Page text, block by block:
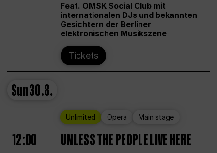
Feat. OMSK Social Club mit
internationalen DJs und bekannten
Gesichtern der Berliner
elektronischen Musikszene
Tickets
Sun30.8.
Unlimited Opera Main stage
12:00 UNLESS THE PEOPLE LIVE HERE